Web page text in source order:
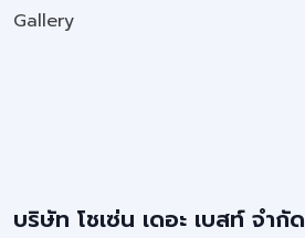
Gallery
บริษัท โชเซ่น เดอะ เบสท์ จำกัด